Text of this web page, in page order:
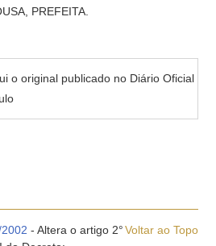
PREFEITA.
o original publicado no Diário Oficial
Voltar ao Topo
- Altera o artigo 2°